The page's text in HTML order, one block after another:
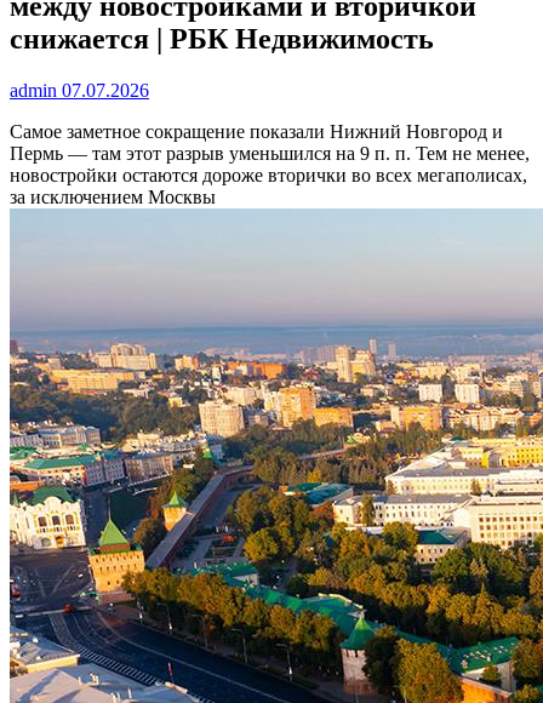
снижается | РБК Недвижимость
admin 07.07.2026
Самое заметное сокращение показали Нижний Новгород и
Пермь — там этот разрыв уменьшился на 9 п. п. Тем не менее,
новостройки остаются дороже вторички во всех мегаполисах,
за исключением Москвы